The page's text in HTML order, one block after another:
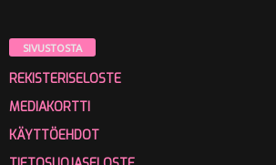
SIVUSTOSTA
REKISTERISELOSTE
MEDIAKORTTI
KÄYTTÖEHDOT